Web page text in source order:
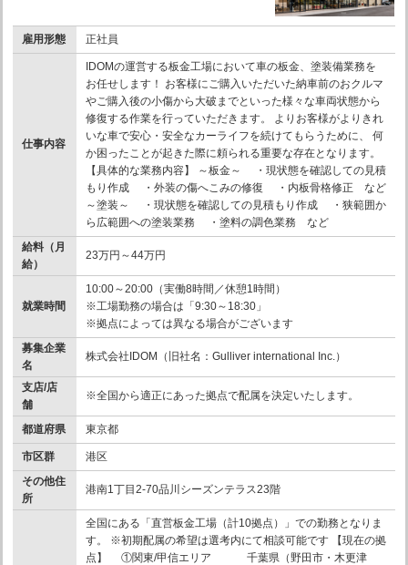
雇用形態 正社員
仕事内容
IDOMの運営する板金工場において車の板金、塗装備業務を
お任せします！ お客様にご購入いただいた納車前のおクルマ
やご購入後の小傷から大破までといった様々な車両状態から
修復する作業を行っていただきます。 よりお客様がよりきれ
いな車で安心・安全なカーライフを続けてもらうために、 何
か困ったことが起きた際に頼られる重要な存在となります。
【具体的な業務内容】 ～板金～ ・現状態を確認しての見積
もり作成 ・外装の傷へこみの修復 ・内板骨格修正 など
～塗装～ ・現状態を確認しての見積もり作成 ・狭範囲か
ら広範囲への塗装業務 ・塗料の調色業務 など
給料（月
給）
23万円～44万円
就業時間
10:00～20:00（実働8時間／休憩1時間）
※工場勤務の場合は「9:30～18:30」
※拠点によっては異なる場合がございます
募集企業
名
株式会社IDOM（旧社名：Gulliver international Inc.）
支店/店
舗
※全国から適正にあった拠点で配属を決定いたします。
都道府県 東京都
市区群
港区
その他住
所
港南1丁目2-70品川シーズンテラス23階
全国にある「直営板金工場（計10拠点）」での勤務となりま
す。 ※初期配属の希望は選考内にて相談可能です 【現在の拠
点】 ①関東/甲信エリア 千葉県（野田市・木更津